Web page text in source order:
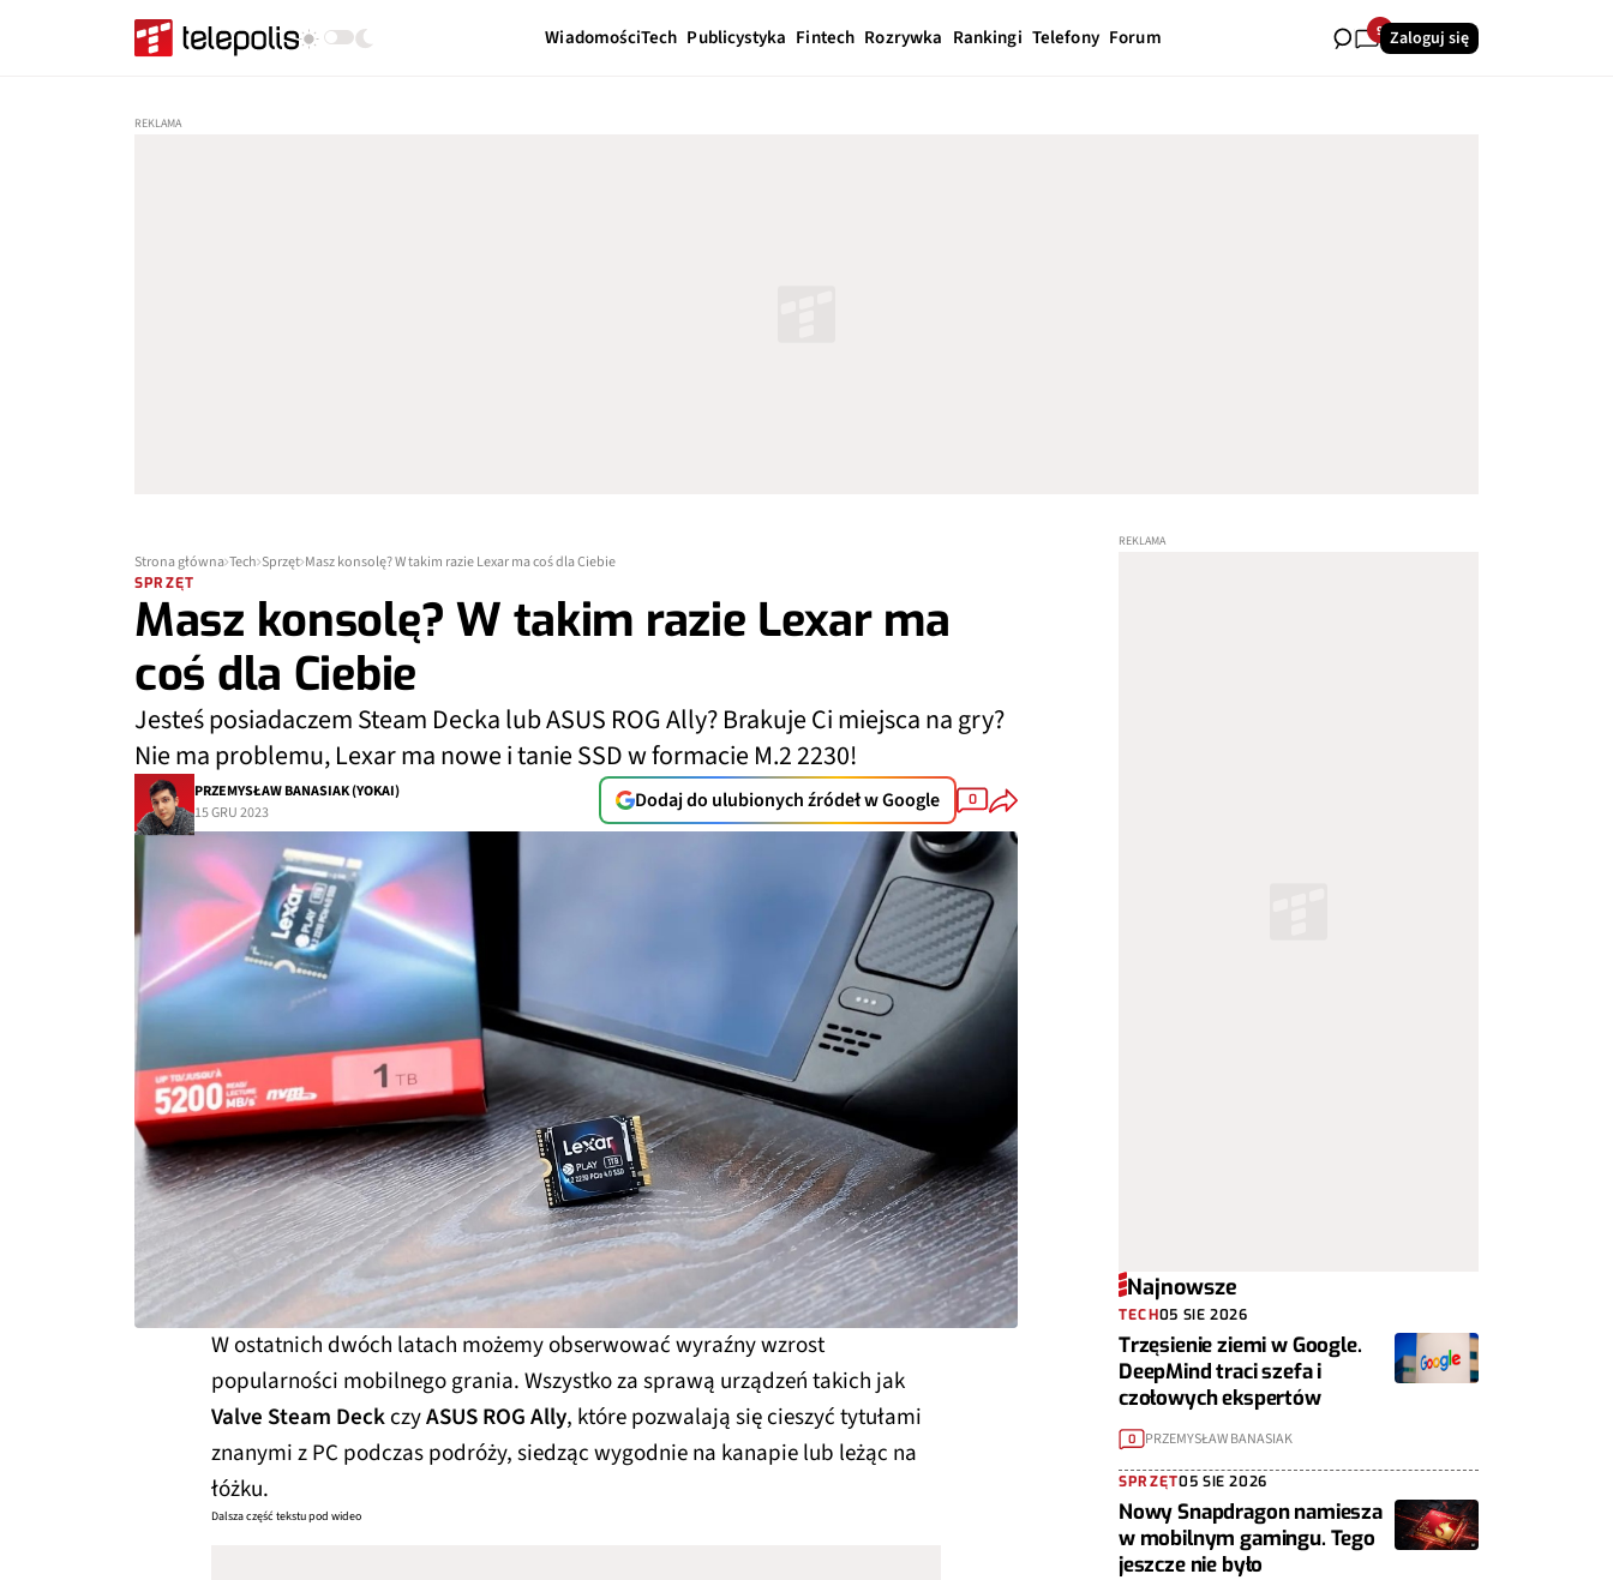
WiadomościTech Publicystyka Fintech Rozrywka Rankingi Telefony Forum 9 Zaloguj się
Strona główna Tech Sprzęt Masz konsolę? W takim razie Lexar ma coś dla Ciebie
SPRZĘT
Masz konsolę? W takim razie Lexar ma
coś dla Ciebie
Jesteś posiadaczem Steam Decka lub ASUS ROG Ally? Brakuje Ci miejsca na gry?
Nie ma problemu, Lexar ma nowe i tanie SSD w formacie M.2 2230!
PRZEMYSŁAW BANASIAK (YOKAI)
15 GRU 2023
Dodaj do ulubionych źródeł w Google 0
W ostatnich dwóch latach możemy obserwować wyraźny wzrost
popularności mobilnego grania. Wszystko za sprawą urządzeń takich jak
Valve Steam DeckczyASUS ROG Ally, które pozwalają się cieszyć tytułami
znanymi z PC podczas podróży, siedząc wygodnie na kanapie lub leżąc na
łóżku.
Dalsza część tekstu pod wideo
Najnowsze
TECH05 SIE 2026
Trzęsienie ziemi w Google.
DeepMind traci szefa i
czołowych ekspertów
0 PRZEMYSŁAW BANASIAK
SPRZĘT05 SIE 2026
Nowy Snapdragon namiesza
w mobilnym gamingu. Tego
jeszcze nie było